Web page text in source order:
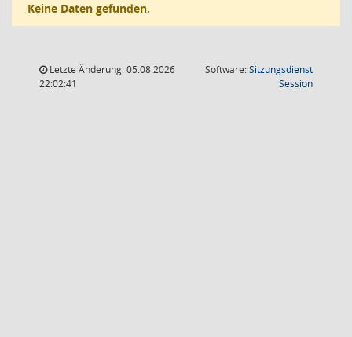
Keine Daten gefunden.
Letzte Änderung: 05.08.2026
22:02:41
Software:Sitzungsdienst
Session(Wird in